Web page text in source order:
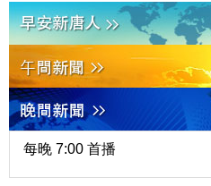
每晚 7:00 首播